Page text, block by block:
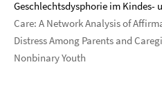
Geschlechtsdysphorie im Kindes-
Care: A Network Analysis of
Distress Among Parents and
Nonbinary Youth